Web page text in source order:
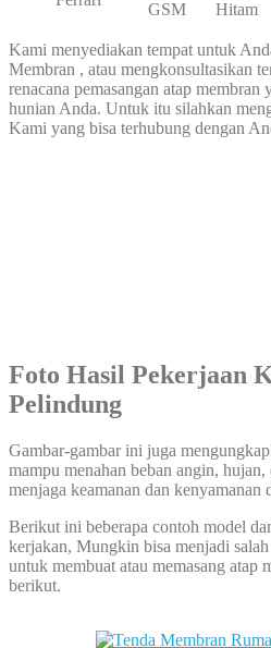
GSM
Hitam
Kami menyediakan tempat untuk
Membran , atau mengkonsultasikan
renacana pemasangan atap membran
hunian Anda. Untuk itu silahkan
Kami yang bisa terhubung dengan
Foto Hasil Pekerjaan
Pelindung
Gambar-gambar ini juga
mampu menahan beban angin,
menjaga keamanan dan kenyamanan
Berikut ini beberapa contoh model
kerjakan, Mungkin bisa menjadi
untuk membuat atau memasang atap
berikut.